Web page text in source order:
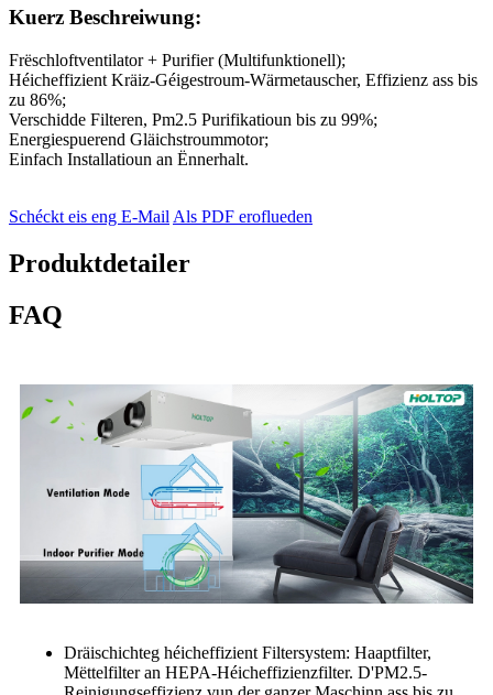
Kuerz Beschreiwung:
Frëschloftventilator + Purifier (Multifunktionell);
Héicheffizient Kräiz-Géigestroum-Wärmetauscher, Effizienz ass bis
zu 86%;
Verschidde Filteren, Pm2.5 Purifikatioun bis zu 99%;
Energiespuerend Gläichstroummotor;
Einfach Installatioun an Ënnerhalt.
Schéckt eis eng E-Mail Als PDF eroflueden
Produktdetailer
FAQ
Dräischichteg héicheffizient Filtersystem: Haaptfilter,
Mëttelfilter an HEPA-Héicheffizienzfilter. D'PM2.5-